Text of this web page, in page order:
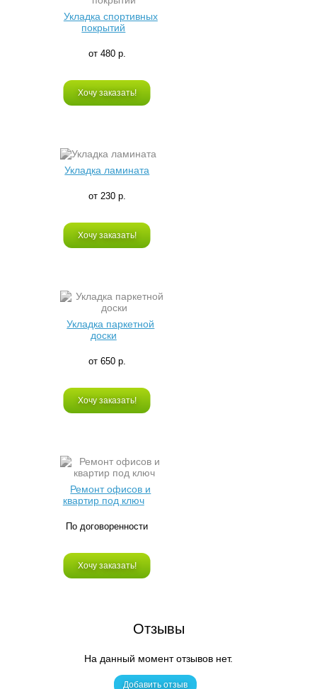
Укладка спортивных
покрытий
от 480 р.
Хочу заказать!
Укладка ламината
от 230 р.
Хочу заказать!
Укладка паркетной
доски
от 650 р.
Хочу заказать!
Ремонт офисов и
квартир под ключ
По договоренности
Хочу заказать!
Отзывы
На данный момент отзывов нет.
Добавить отзыв